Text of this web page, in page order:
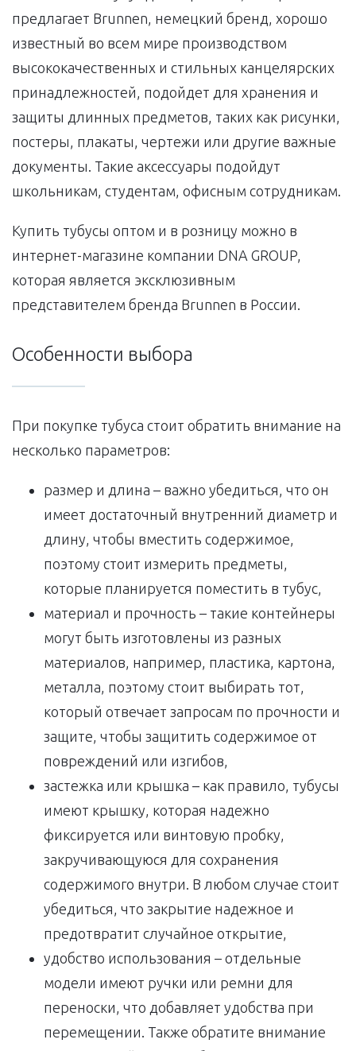
предлагает Brunnen, немецкий бренд, хорошо
известный во всем мире производством
высококачественных и стильных канцелярских
принадлежностей, подойдет для хранения и
защиты длинных предметов, таких как рисунки,
постеры, плакаты, чертежи или другие важные
документы. Такие аксессуары подойдут
школьникам, студентам, офисным сотрудникам.
Купить тубусы оптом и в розницу можно в
интернет-магазине компании DNA GROUP,
которая является эксклюзивным
представителем бренда Brunnen в России.
Особенности выбора
При покупке тубуса стоит обратить внимание на
несколько параметров:
размер и длина – важно убедиться, что он
имеет достаточный внутренний диаметр и
длину, чтобы вместить содержимое,
поэтому стоит измерить предметы,
которые планируется поместить в тубус,
материал и прочность – такие контейнеры
могут быть изготовлены из разных
материалов, например, пластика, картона,
металла, поэтому стоит выбирать тот,
который отвечает запросам по прочности и
защите, чтобы защитить содержимое от
повреждений или изгибов,
застежка или крышка – как правило, тубусы
имеют крышку, которая надежно
фиксируется или винтовую пробку,
закручивающуюся для сохранения
содержимого внутри. В любом случае стоит
убедиться, что закрытие надежное и
предотвратит случайное открытие,
удобство использования – отдельные
модели имеют ручки или ремни для
переноски, что добавляет удобства при
перемещении. Также обратите внимание